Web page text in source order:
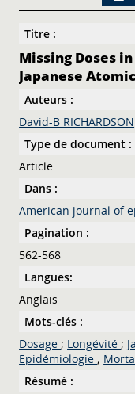
Titre :
Missing Doses
Japanese
Auteurs :
David-B RICHARDSON
Type de document :
Article
Dans :
American journal of
Pagination :
562-568
Langues:
Anglais
Mots-clés :
Dosage ; Longévité ;
Epidémiologie ;
Résumé :